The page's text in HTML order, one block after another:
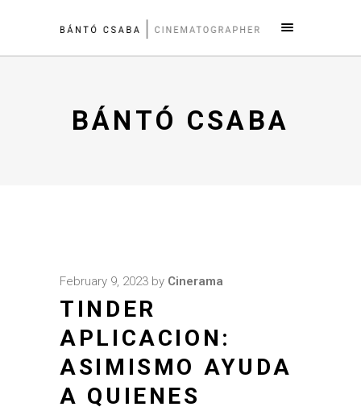
BÁNTÓ CSABA
February 9, 2023 by Cinerama
TINDER
APLICACION:
ASIMISMO AYUDA
A QUIENES